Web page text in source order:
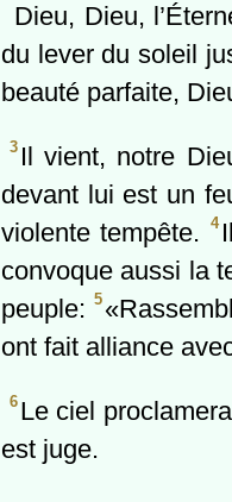
Dieu, Dieu,
du lever du soleil
beauté parfaite,
3 Il vient, notre
devant lui est un
violente tempête.
4
convoque aussi la
peuple: 5
ont fait alliance
6 Le ciel
est juge.